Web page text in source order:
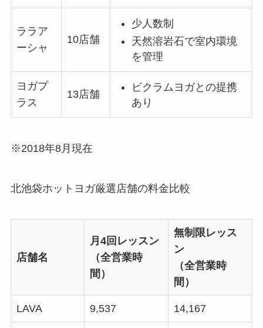
ララア
ーシャ
10店舗
少人数制
天然溶岩石で室内環境
を管理
ヨガプ
ラス
13店舗
ビクラムヨガとの提携
あり
※2018年8月現在
北池袋ホットヨガ厳選店舗の料金比較
店舗名
月4回レッスン
（全営業時
間）
無制限レッス
ン
（全営業時
間）
LAVA 9,537 14,167